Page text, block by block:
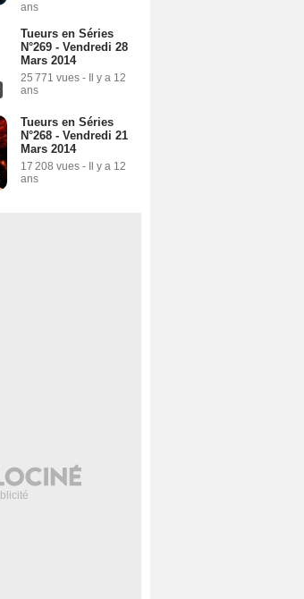
ans
Tueurs en Séries
N°269 - Vendredi 28
Mars 2014
25 771 vues - Il y a 12
ans
Tueurs en Séries
N°268 - Vendredi 21
Mars 2014
17 208 vues -
Il y a 12
ans